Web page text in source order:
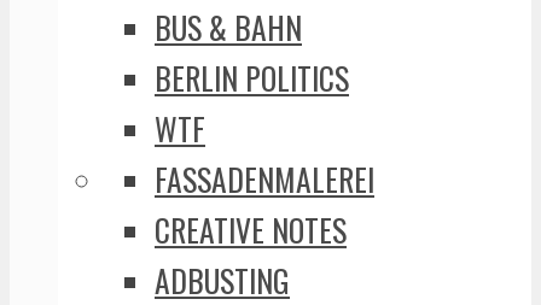
BUS & BAHN
BERLIN POLITICS
WTF
FASSADENMALEREI
CREATIVE NOTES
ADBUSTING